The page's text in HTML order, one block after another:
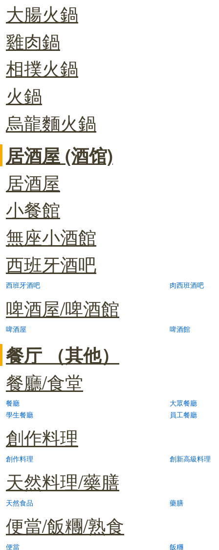
大腸火鍋
雞肉鍋
相撲火鍋
火鍋
烏龍麵火鍋
居酒屋 (酒馆)
居酒屋
小餐館
無座小酒館
西班牙酒吧
西班牙酒吧 肉西班酒吧
啤酒屋/啤酒館
啤酒屋 啤酒館
餐厅 （其他）
餐廳/食堂
餐廳
大眾餐廳
學生餐廳
員工餐廳
創作料理
創作料理 創新高級料理
天然料理/藥膳
天然食品 藥膳
便當/飯糰/熟食
便當 飯糰